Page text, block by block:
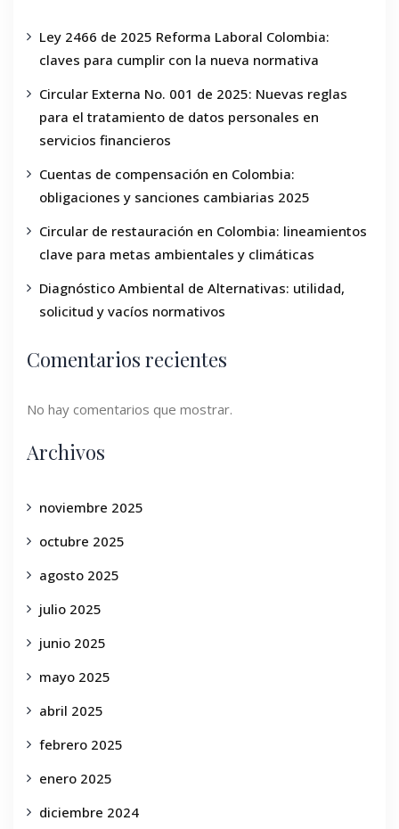
Ley 2466 de 2025 Reforma Laboral Colombia:
claves para cumplir con la nueva normativa
Circular Externa No. 001 de 2025: Nuevas reglas
para el tratamiento de datos personales en
servicios financieros
Cuentas de compensación en Colombia:
obligaciones y sanciones cambiarias 2025
Circular de restauración en Colombia: lineamientos
clave para metas ambientales y climáticas
Diagnóstico Ambiental de Alternativas: utilidad,
solicitud y vacíos normativos
Comentarios recientes
No hay comentarios que mostrar.
Archivos
noviembre 2025
octubre 2025
agosto 2025
julio 2025
junio 2025
mayo 2025
abril 2025
febrero 2025
enero 2025
diciembre 2024